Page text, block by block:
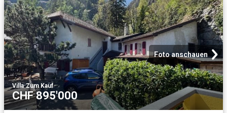
Foto anschauen
Villa·Zum Kauf
CHF 895'000